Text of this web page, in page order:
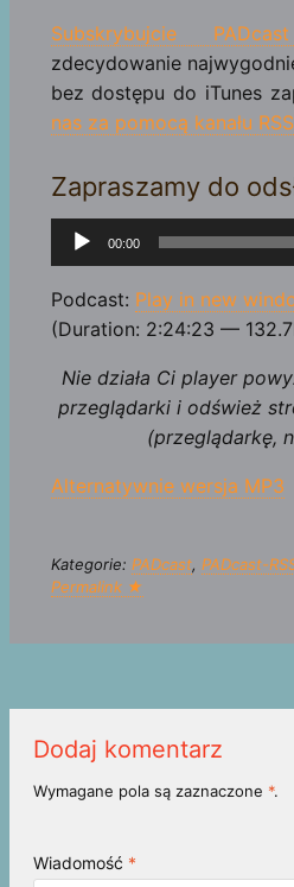
Subskrybujcie
zdecydowanie
bez dostępu do iTunes
nas za pomocą kanału RSS
Zapraszamy do
Odtwarzacz
plików
dźwiękowych
00:00
Podcast: Play in new
(Duration: 2:24:23 —
Nie działa Ci player
przeglądarki i odśwież
(przeglądarkę,
Alternatywnie wersja MP3
Kategorie: PADcast, PADcast-
Permalink ★
Dodaj komentarz
Wymagane pola są zaznaczone *.
Wiadomość *